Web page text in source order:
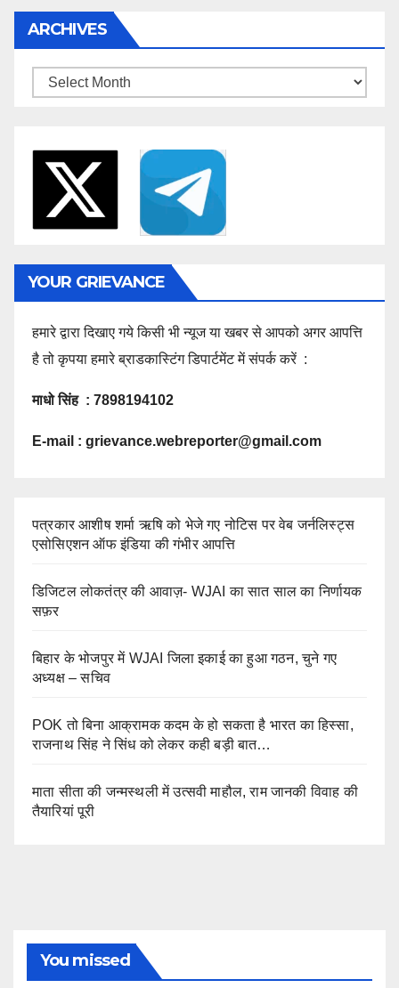
ARCHIVES
Archives
YOUR GRIEVANCE
हमारे द्वारा दिखाए गये किसी भी न्यूज या खबर से आपको अगर आपत्ति
है तो कृपया हमारे ब्राडकास्टिंग डिपार्टमेंट में संपर्क करें :
माधो सिंह : 7898194102
E-mail : grievance.webreporter@gmail.com
पत्रकार आशीष शर्मा ऋषि को भेजे गए नोटिस पर वेब जर्नलिस्ट्स
एसोसिएशन ऑफ इंडिया की गंभीर आपत्ति
डिजिटल लोकतंत्र की आवाज़- WJAI का सात साल का निर्णायक
सफ़र
बिहार के भोजपुर में WJAI जिला इकाई का हुआ गठन, चुने गए
अध्यक्ष – सचिव
POK तो बिना आक्रामक कदम के हो सकता है भारत का हिस्सा,
राजनाथ सिंह ने सिंध को लेकर कही बड़ी बात…
माता सीता की जन्मस्थली में उत्सवी माहौल, राम जानकी विवाह की
तैयारियां पूरी
You missed